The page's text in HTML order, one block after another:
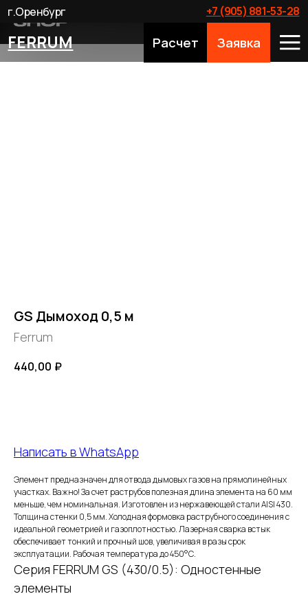
FERRUM Расчет Заявка
+7 (905) 881-53-28
г.Оренбург
GS Дымоход 0,5 м
Ferrum
440,00 ₽
Написать в WhatsApp
Элемент предназначен для отвода дымовых газов на прямолинейных
участках. Важно! За счет раструбов полезная длина элемента на 60 мм
меньше, чем номинальная. Изготовлен из нержавеющей стали AISI 430.
Толщина стенки 0,5 мм. Холодная формовка раструбного соединения с
идеальной геометрией и газоплотностью. Лазерная сварка встык
обеспечивает тонкий и прочный шов, увеличивая в разы срок
эксплуатации. Рабочая температура до 450°С.
Серия FERRUM GS (430/0.5): Одностенные
элементы
FERRUM
Оставьте заявку
и получите